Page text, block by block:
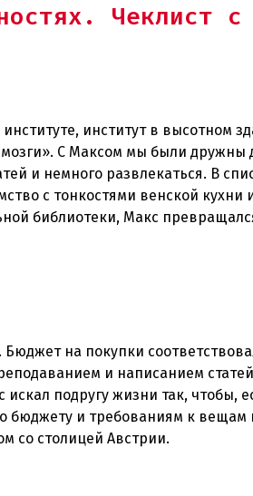
Чеклист с
институт в высотном
С Максом мы были дружны
и немного развлекаться. В
с тонкостями венской кухни
библиотеки, Макс
на покупки
и написанием
подругу жизни так, чтобы,
бюджету и требованиям к вещам
со столицей Австрии.